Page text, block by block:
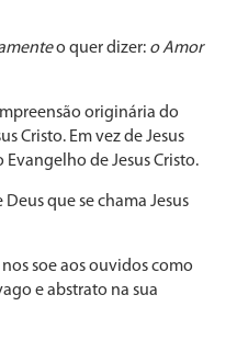
o quer dizer: o Amor
originária do
Cristo. Em vez de Jesus
de Jesus Cristo.
que se chama Jesus
soe aos ouvidos como
e abstrato na sua